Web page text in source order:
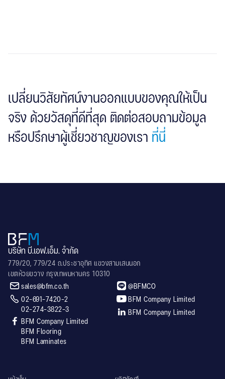
เปลี่ยนวิสัยทัศน์งานออกแบบของคุณให้เป็น
จริง ด้วยวัสดุที่ดีที่สุด ติดต่อสอบถามข้อมูล
หรือปรึกษาผู้เชี่ยวชาญของเรา ที่นี่
บริษัท บี.เอฟ.เอ็ม. จำกัด
779/20, 779/24 ถ.ประชาอุทิศ แขวงสามเสนนอก
เขตห้วยขวาง กรุงเทพมหานคร 10310
 sales@bfm.co.th
 02-691-7420-2
02-274-3822-3

BFM Company Limited
BFM Flooring
BFM Laminates
 @BFMCO
 BFM Company Limited
 BFM Company Limited